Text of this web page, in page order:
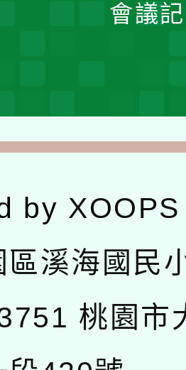
會議
by XOOPS
區溪海國民
桃園市